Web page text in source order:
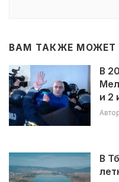
ВАМ ТАКЖЕ МОЖЕТ
В
и 2
В